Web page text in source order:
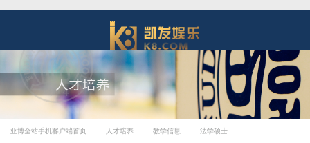
亚博全站手机客户端首页 人才培养 教学信息 法学硕士